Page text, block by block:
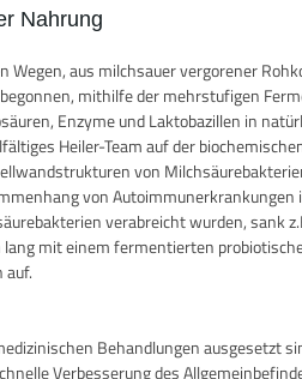
Nahrung
aus milchsauer vergorener
mithilfe der mehrstufigen
Enzyme und Laktobazillen in
Heiler-Team auf der
von
von
verabreicht wurden, sank
mit einem fermentierten
auf.
Behandlungen ausgesetzt
Verbesserung des